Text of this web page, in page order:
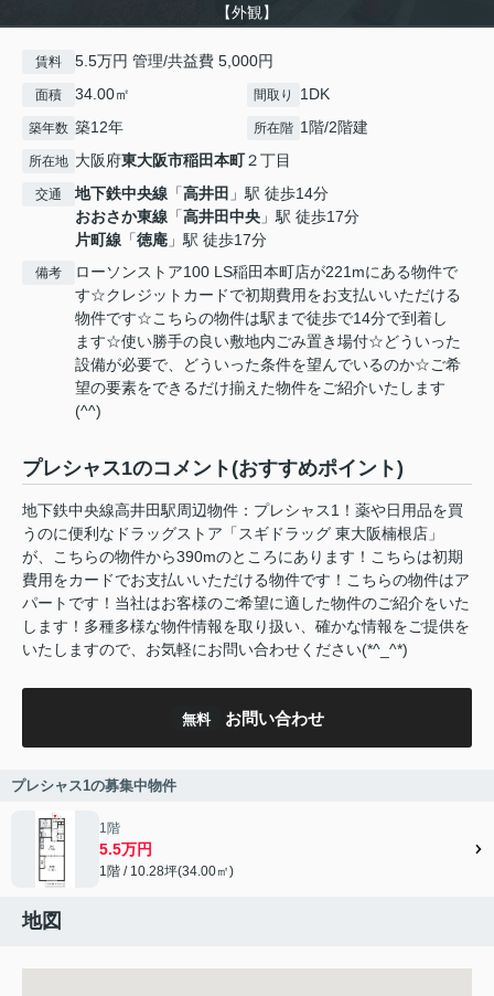
【外観】
賃料 5.5万円 管理/共益費 5,000円
面積 34.00㎡ 間取り 1DK
築年数 築12年 所在階 1階/2階建
所在地 大阪府東大阪市稲田本町２丁目
交通 地下鉄中央線 「高井田 」駅 徒歩14分
おおさか東線 「高井田中央 」駅 徒歩17分
片町線 「徳庵 」駅 徒歩17分
備考
ローソンストア100 LS稲田本町店が221mにある物件で
す☆クレジットカードで初期費用をお支払いいただける
物件です☆こちらの物件は駅まで徒歩で14分で到着し
ます☆使い勝手の良い敷地内ごみ置き場付☆どういった
設備が必要で、どういった条件を望んでいるのか☆ご希
望の要素をできるだけ揃えた物件をご紹介いたします
(^^)
プレシャス1のコメント(おすすめポイント)
地下鉄中央線高井田駅周辺物件：プレシャス1！薬や日用品を買
うのに便利なドラッグストア「スギドラッグ 東大阪楠根店」
が、こちらの物件から390mのところにあります！こちらは初期
費用をカードでお支払いいただける物件です！こちらの物件はア
パートです！当社はお客様のご希望に適した物件のご紹介をいた
します！多種多様な物件情報を取り扱い、確かな情報をご提供を
いたしますので、お気軽にお問い合わせください(*^_^*)
無料 お問い合わせ
プレシャス1の募集中物件
1階
5.5万円
1階 / 10.28坪(34.00㎡)
地図